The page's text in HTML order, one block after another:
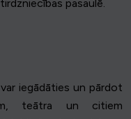
pasaulē.
iegādāties un pārdot
teātra un citiem